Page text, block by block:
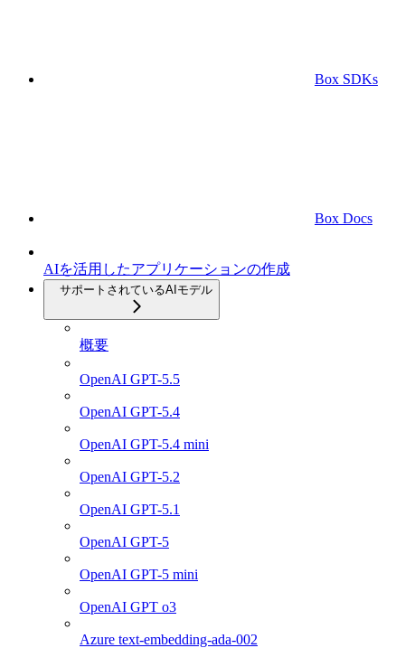
Box SDKs
Box Docs
AIを活用したアプリケーションの作成
サポートされているAIモデル
概要
OpenAI GPT-5.5
OpenAI GPT-5.4
OpenAI GPT-5.4 mini
OpenAI GPT-5.2
OpenAI GPT-5.1
OpenAI GPT-5
OpenAI GPT-5 mini
OpenAI GPT o3
Azure text-embedding-ada-002